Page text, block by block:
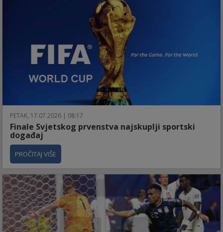
PETAK, 17.07.2026 | 08:17
Finale Svjetskog prvenstva najskuplji sportski
događaj
PROČITAJ VIŠE